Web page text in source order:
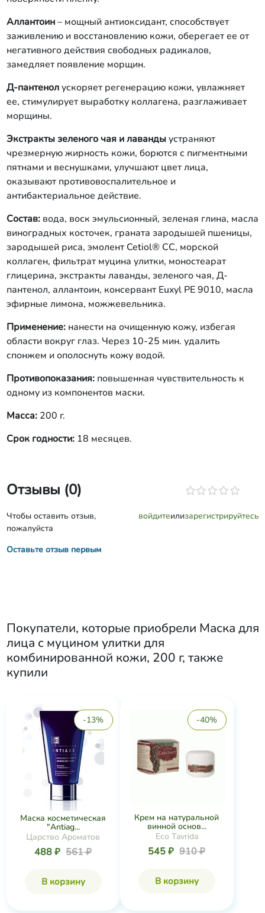
Аллантоин – мощный антиоксидант, способствует
заживлению и восстановлению кожи, оберегает ее от
негативного действия свободных радикалов,
замедляет появление морщин.
Д-пантенол ускоряет регенерацию кожи, увлажняет
ее, стимулирует выработку коллагена, разглаживает
морщины.
Экстракты зеленого чая и лаванды устраняют
чрезмерную жирность кожи, борются с пигментными
пятнами и веснушками, улучшают цвет лица,
оказывают противовоспалительное и
антибактериальное действие.
Состав: вода, воск эмульсионный, зеленая глина, масла
виноградных косточек, граната зародышей пшеницы,
зародышей риса, эмолент Cetiol® CC, морской
коллаген, фильтрат муцина улитки, моностеарат
глицерина, экстракты лаванды, зеленого чая, Д-
пантенол, аллантоин, консервант Euxyl PE 9010, масла
эфирные лимона, можжевельника.
Применение: нанести на очищенную кожу, избегая
области вокруг глаз. Через 10-25 мин. удалить
спонжем и ополоснуть кожу водой.
Противопоказания: повышенная чувствительность к
одному из компонентов маски.
Масса: 200 г.
Срок годности: 18 месяцев.
Отзывы (0)
Чтобы оставить отзыв,
пожалуйста
войдитеилизарегистрируйтесь
Оставьте отзыв первым
Покупатели, которые приобрели Маска для
лица с муцином улитки для
комбинированной кожи, 200 г, также
купили
-13%
Маска косметическая
"Antiag...
Царство Ароматов
488 ₽ 561 ₽
В корзину
-40%
Крем на натуральной
винной основ...
Eco Tavrida
545 ₽ 910 ₽
В корзину